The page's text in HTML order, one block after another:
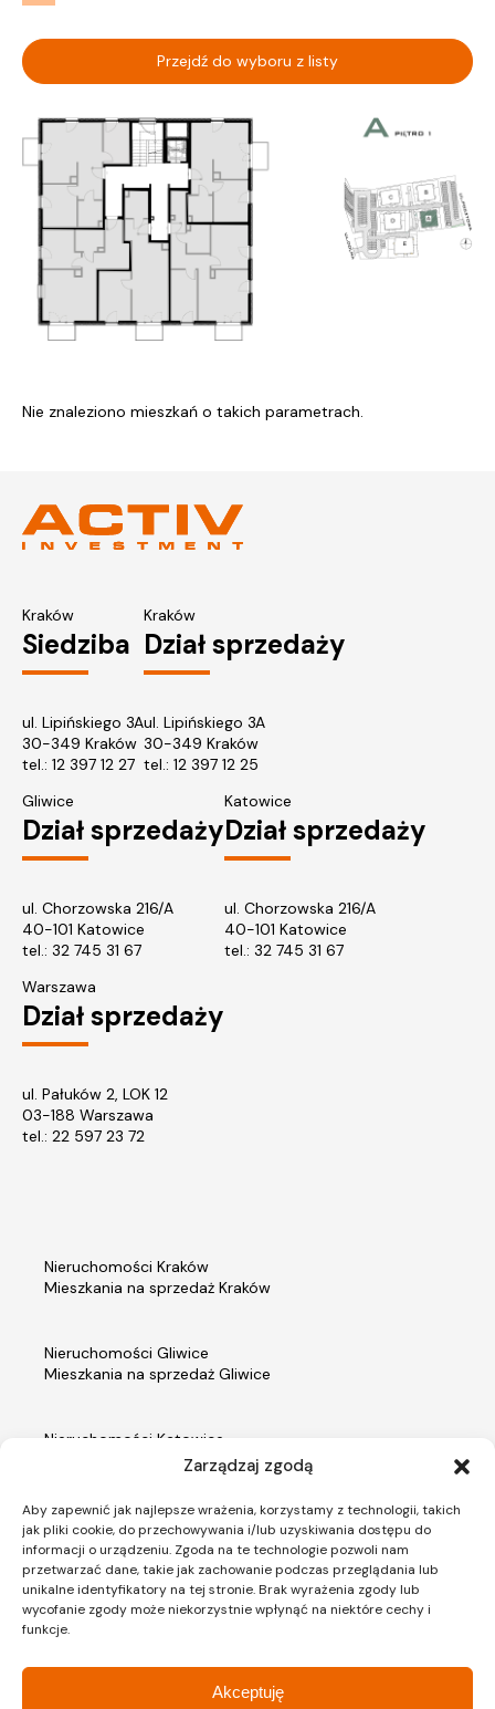
Zarządzaj zgodą
Aby zapewnić jak najlepsze wrażenia, korzystamy z technologii, takich
jak pliki cookie, do przechowywania i/lub uzyskiwania dostępu do
informacji o urządzeniu. Zgoda na te technologie pozwoli nam
przetwarzać dane, takie jak zachowanie podczas przeglądania lub
unikalne identyfikatory na tej stronie. Brak wyrażenia zgody lub
wycofanie zgody może niekorzystnie wpłynąć na niektóre cechy i
funkcje.
Akceptuję
Przejdź do wyboru z listy
Nie znaleziono mieszkań o takich parametrach.
Kraków
Siedziba
ul. Lipińskiego 3A
30-349 Kraków
tel.: 12 397 12 27
Kraków
Dział sprzedaży
ul. Lipińskiego 3A
30-349 Kraków
tel.: 12 397 12 25
Gliwice
Dział sprzedaży
ul. Chorzowska 216/A
40-101 Katowice
tel.: 32 745 31 67
Katowice
Dział sprzedaży
ul. Chorzowska 216/A
40-101 Katowice
tel.: 32 745 31 67
Warszawa
Dział sprzedaży
ul. Pałuków 2, LOK 12
03-188 Warszawa
tel.: 22 597 23 72
Nieruchomości Kraków
Mieszkania na sprzedaż Kraków
Nieruchomości Gliwice
Mieszkania na sprzedaż Gliwice
Nieruchomości Katowice
Mieszkania na sprzedaż Katowice
Nieruchomości Warszawa
Mieszkania na sprzedaż Warszawa
Materiały prezentowane na stronie internetowej ACTIV Investment mają charakter poglądowy,
informacyjnego i standardu wykonania inwestycji oraz zawartych przez strony umów.
Roślinność, umeblowanie i wyposażenie mieszkań stanowią jedynie element aranżacji.
Kolorystyka prezentowanych materiałów wynika z dokumentacji wykonawczej (np. wg skali